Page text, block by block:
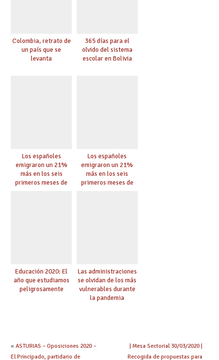
Colombia, retrato de
un país que se
levanta
365 días para el
olvido del sistema
escolar en Bolivia
Los españoles
emigraron un 21%
más en los seis
primeros meses de
Los españoles
emigraron un 21%
más en los seis
primeros meses de
Educación 2020: El
año que estudiamos
peligrosamente
Las administraciones
se olvidan de los más
vulnerables durante
la pandemia
« ASTURIAS – Oposiciones 2020 –
El Principado, partidario de
| Mesa Sectorial 30/03/2020 |
Recogida de propuestas para